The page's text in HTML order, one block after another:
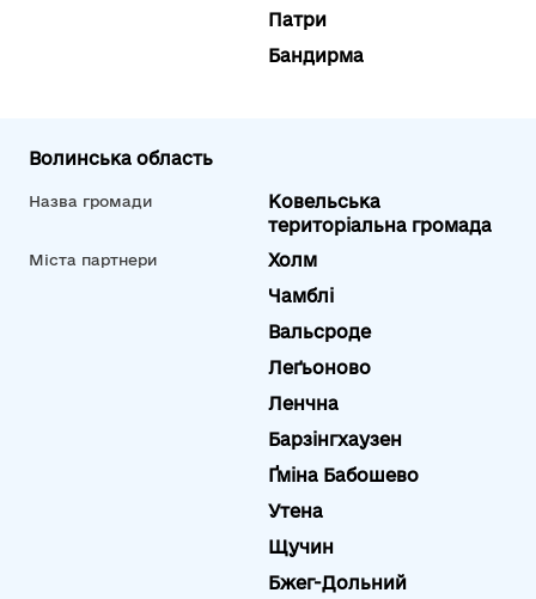
Патри
Бандирма
Волинська область
Назва громади
Ковельська
територіальна громада
Міста партнери
Холм
Чамблі
Вальсроде
Леґьоново
Ленчна
Барзінгхаузен
Ґміна Бабошево
Утена
Щучин
Бжег-Дольний